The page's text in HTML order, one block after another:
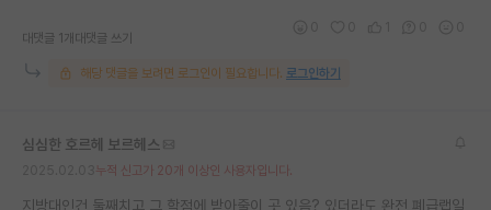
대댓글 1개 대댓글 쓰기
해당 댓글을 보려면 로그인이 필요합니다. 로그인하기
심심한 호르헤 보르헤스
누적 신고가 20개 이상인 사용자입니다.
지방대인건 둘째치고 그 학점에 받아줄이 곳 있음? 있더라도 완전 폐급랩일